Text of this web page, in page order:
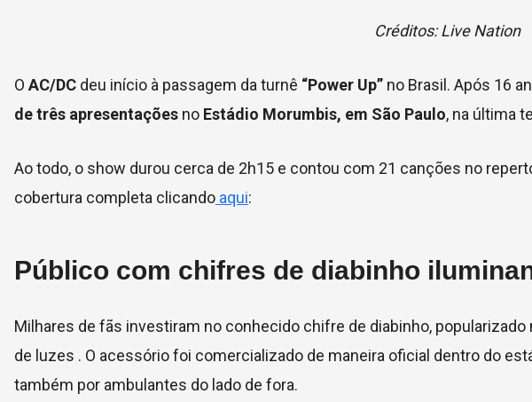
Créditos: Live Nation
O AC/DC deu início à passagem da turnê “Power Up” no Brasil. Após 16
de três apresentações no Estádio Morumbis, em São Paulo, na última
Ao todo, o show durou cerca de 2h15 e contou com 21 canções no
cobertura completa clicando aqui:
Público com chifres de diabinho
Milhares de fãs investiram no conhecido chifre de diabinho, popularizado
de luzes . O acessório foi comercializado de maneira oficial dentro do
também por ambulantes do lado de fora.